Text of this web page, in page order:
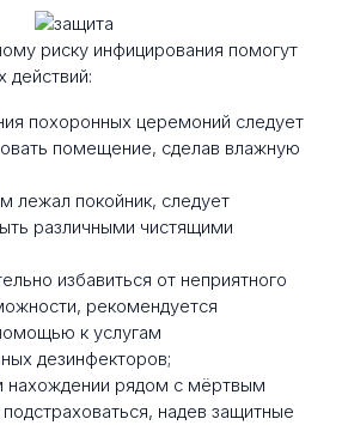
риску инфицирования помогут
действий:
похоронных церемоний следует
помещение, сделав влажную
лежал покойник, следует
различными чистящими
избавиться от неприятного
рекомендуется
к услугам
дезинфекторов;
нахождении рядом с мёртвым
надев защитные